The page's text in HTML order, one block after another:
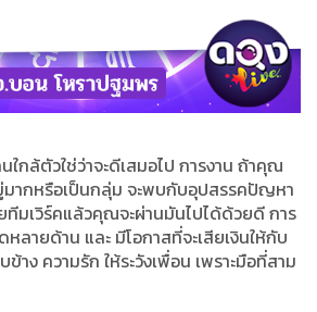
ใกล้ตัวใช่ว่าจะดีเสมอไป การงาน ถ้าคุณ
ากหรือเป็นกลุ่ม จะพบกับอุปสรรคปัญหา
ทีมเวิร์คแล้วคุณจะผ่านมันไปได้ด้วยดี การ
ลายด้าน และ มีโอกาสที่จะเสียเงินให้กับ
ง ความรัก ให้ระวังเพื่อน เพราะมือที่สาม